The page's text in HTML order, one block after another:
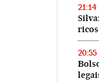
21:14
20:55